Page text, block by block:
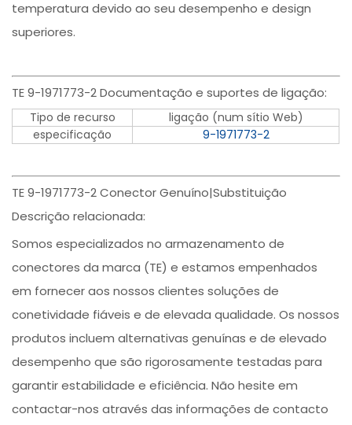
temperatura devido ao seu desempenho e design
superiores.
TE 9-1971773-2 Documentação e suportes de ligação:
Tipo de recurso
ligação (num sítio Web)
especificação
9-1971773-2
TE 9-1971773-2 Conector Genuíno|Substituição
Descrição relacionada:
Somos especializados no armazenamento de
conectores da marca (TE) e estamos empenhados
em fornecer aos nossos clientes soluções de
conetividade fiáveis e de elevada qualidade. Os nossos
produtos incluem alternativas genuínas e de elevado
desempenho que são rigorosamente testadas para
garantir estabilidade e eficiência. Não hesite em
contactar-nos através das informações de contacto